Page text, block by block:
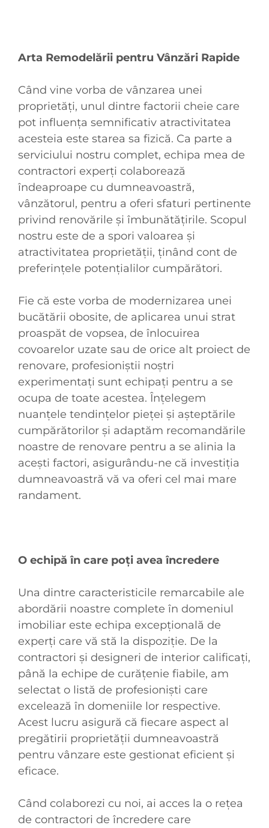
Arta Remodelării pentru Vânzări Rapide
Când vine vorba de vânzarea unei
proprietăți, unul dintre factorii cheie care
pot influența semnificativ atractivitatea
acesteia este starea sa fizică. Ca parte a
serviciului nostru complet, echipa mea de
contractori experți colaborează
îndeaproape cu dumneavoastră,
vânzătorul, pentru a oferi sfaturi pertinente
privind renovările și îmbunătățirile. Scopul
nostru este de a spori valoarea și
atractivitatea proprietății, ținând cont de
preferințele potențialilor cumpărători.
Fie că este vorba de modernizarea unei
bucătării obosite, de aplicarea unui strat
proaspăt de vopsea, de înlocuirea
covoarelor uzate sau de orice alt proiect de
renovare, profesioniștii noștri
experimentați sunt echipați pentru a se
ocupa de toate acestea. Înțelegem
nuanțele tendințelor pieței și așteptările
cumpărătorilor și adaptăm recomandările
noastre de renovare pentru a se alinia la
acești factori, asigurându-ne că investiția
dumneavoastră vă va oferi cel mai mare
randament.
O echipă în care poți avea încredere
Una dintre caracteristicile remarcabile ale
abordării noastre complete în domeniul
imobiliar este echipa excepțională de
experți care vă stă la dispoziție. De la
contractori și designeri de interior calificați,
până la echipe de curățenie fiabile, am
selectat o listă de profesioniști care
excelează în domeniile lor respective.
Acest lucru asigură că fiecare aspect al
pregătirii proprietății dumneavoastră
pentru vânzare este gestionat eficient și
eficace.
Când colaborezi cu noi, ai acces la o rețea
de contractori de încredere care